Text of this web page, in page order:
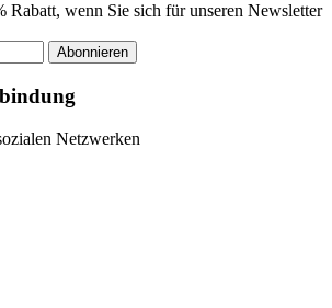
Rabatt, wenn Sie sich für unseren Newsletter
Abonnieren
Netzwerken